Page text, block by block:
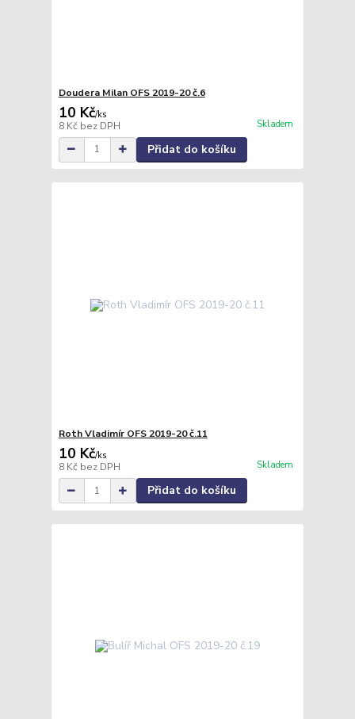
Doudera Milan OFS 2019-20 č.6
10 Kč/ks
8 Kč bez DPH Skladem
Přidat do košíku
Roth Vladimír OFS 2019-20 č.11
10 Kč/ks
8 Kč bez DPH Skladem
Přidat do košíku